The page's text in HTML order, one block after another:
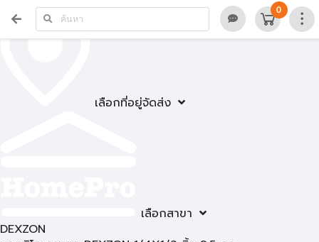
เลือกที่อยู่จัดส่ง
เลือกสาขา
0
DEXZON